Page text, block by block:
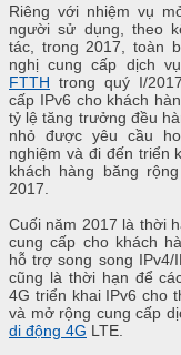
Riêng với nhiệm vụ
người sử dụng, theo
tác, trong 2017, toàn
nghị cung cấp dịch
FTTH trong quý I/
cấp IPv6 cho khách
tỷ lệ tăng trưởng đều
nhỏ được yêu cầu
nghiệm và đi đến triển
khách hàng băng
2017.
Cuối năm 2017 là thời
cung cấp cho khách
hỗ trợ song song
cũng là thời hạn để
4G triển khai IPv6 cho
và mở rộng cung cấp
di động 4G LTE.